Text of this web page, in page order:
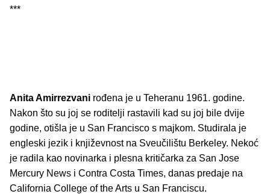
***
Anita Amirrezvani rođena je u Teheranu 1961. godine.
Nakon što su joj se roditelji rastavili kad su joj bile dvije
godine, otišla je u San Francisco s majkom. Studirala je
engleski jezik i književnost na Sveučilištu Berkeley. Nekoć
je radila kao novinarka i plesna kritičarka za San Jose
Mercury News i Contra Costa Times, danas predaje na
California College of the Arts u San Franciscu.